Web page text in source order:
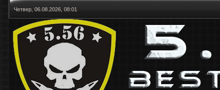
Четвер, 06.08.2026, 08:01